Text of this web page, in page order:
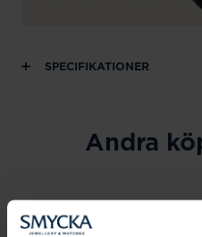
SPECIFIKATIONER
Andra